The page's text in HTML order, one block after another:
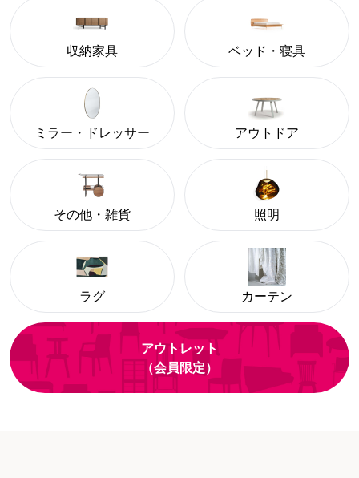
収納家具 ベッド・寝具
ミラー・ドレッサー アウトドア
その他・雑貨 照明
ラグ カーテン
アウトレット
（会員限定）